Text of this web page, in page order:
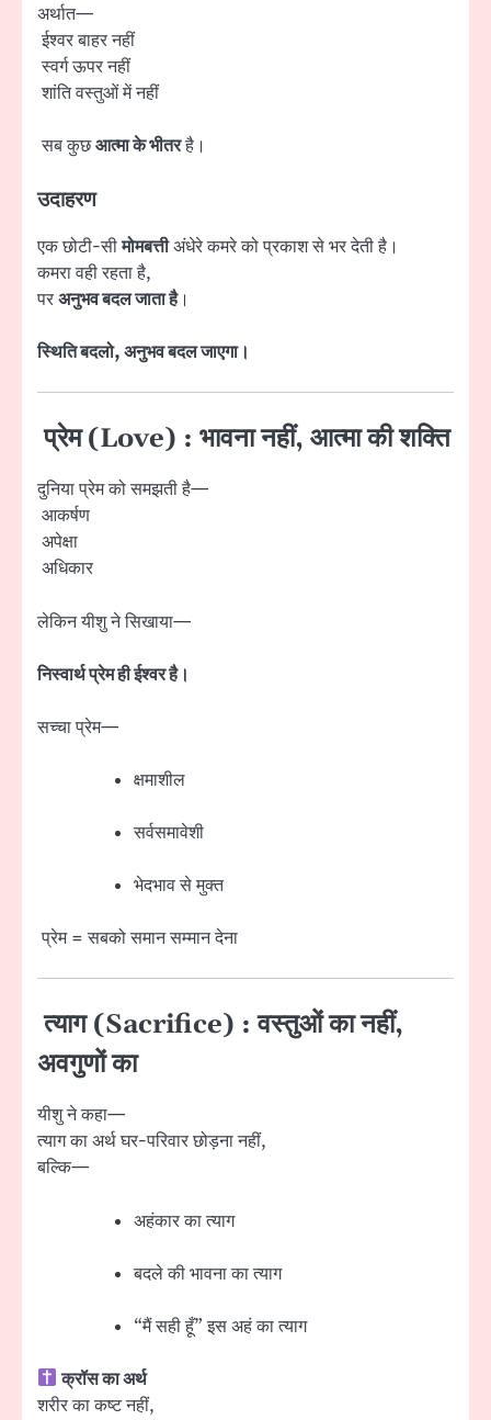
अर्थात—
ईश्वर बाहर नहीं
स्वर्ग ऊपर नहीं
शांति वस्तुओं में नहीं
सब कुछआत्मा के भीतरहै।
उदाहरण
एक छोटी-सीमोमबत्तीअंधेरे कमरे को प्रकाश से भर देती है।
कमरा वही रहता है,
परअनुभव बदल जाता है।
स्थिति बदलो, अनुभव बदल जाएगा।
प्रेम (Love) : भावना नहीं, आत्मा की शक्ति
दुनिया प्रेम को समझती है—
आकर्षण
अपेक्षा
अधिकार
लेकिन यीशु ने सिखाया—
निस्वार्थ प्रेम ही ईश्वर है।
सच्चा प्रेम—
क्षमाशील
सर्वसमावेशी
भेदभाव से मुक्त
प्रेम = सबको समान सम्मान देना
त्याग (Sacrifice) : वस्तुओं का नहीं,
अवगुणों का
यीशु ने कहा—
त्याग का अर्थ घर-परिवार छोड़ना नहीं,
बल्कि—
अहंकार का त्याग
बदले की भावना का त्याग
“मैं सही हूँ” इस अहं का त्याग
क्रॉस का अर्थ
शरीर का कष्ट नहीं,